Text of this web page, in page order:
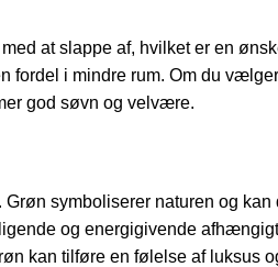
at slappe af, hvilket er en
fordel i mindre rum. Om du
god søvn og velvære.
symboliserer naturen og kan
og energigivende
kan tilføre en følelse af luksus